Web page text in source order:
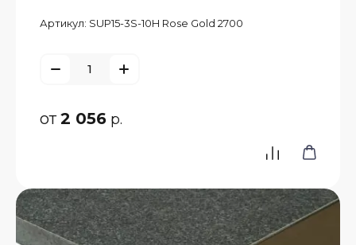
Артикул: SUP15-3S-10H Rose Gold 2700
от2 056 р.